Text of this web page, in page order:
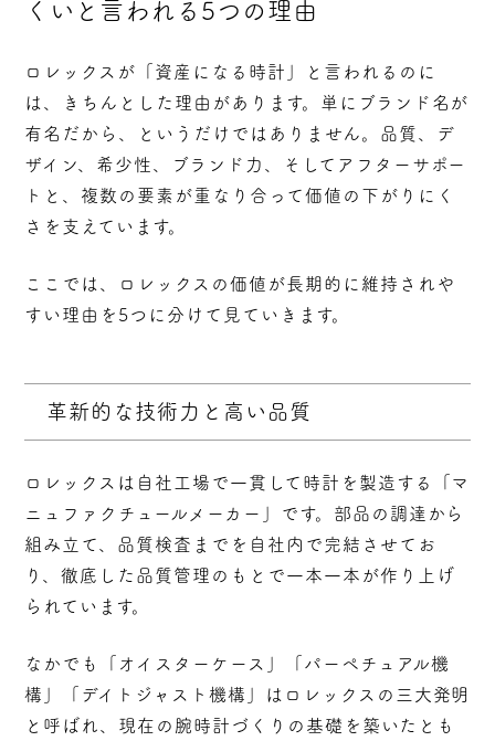
くいと言われる5つの理由
ロレックスが「資産になる時計」と言われるのに
は、きちんとした理由があります。単にブランド名が
有名だから、というだけではありません。品質、デ
ザイン、希少性、ブランド力、そしてアフターサポー
トと、複数の要素が重なり合って価値の下がりにく
さを支えています。
ここでは、ロレックスの価値が長期的に維持されや
すい理由を5つに分けて見ていきます。
革新的な技術力と高い品質
ロレックスは自社工場で一貫して時計を製造する「マ
ニュファクチュールメーカー」です。部品の調達から
組み立て、品質検査までを自社内で完結させてお
り、徹底した品質管理のもとで一本一本が作り上げ
られています。
なかでも
「オイスターケース」「パーペチュアル機
構」「デイトジャスト機構」はロレックスの三大発明
と呼ばれ、現在の腕時計づくりの基礎を築いたとも